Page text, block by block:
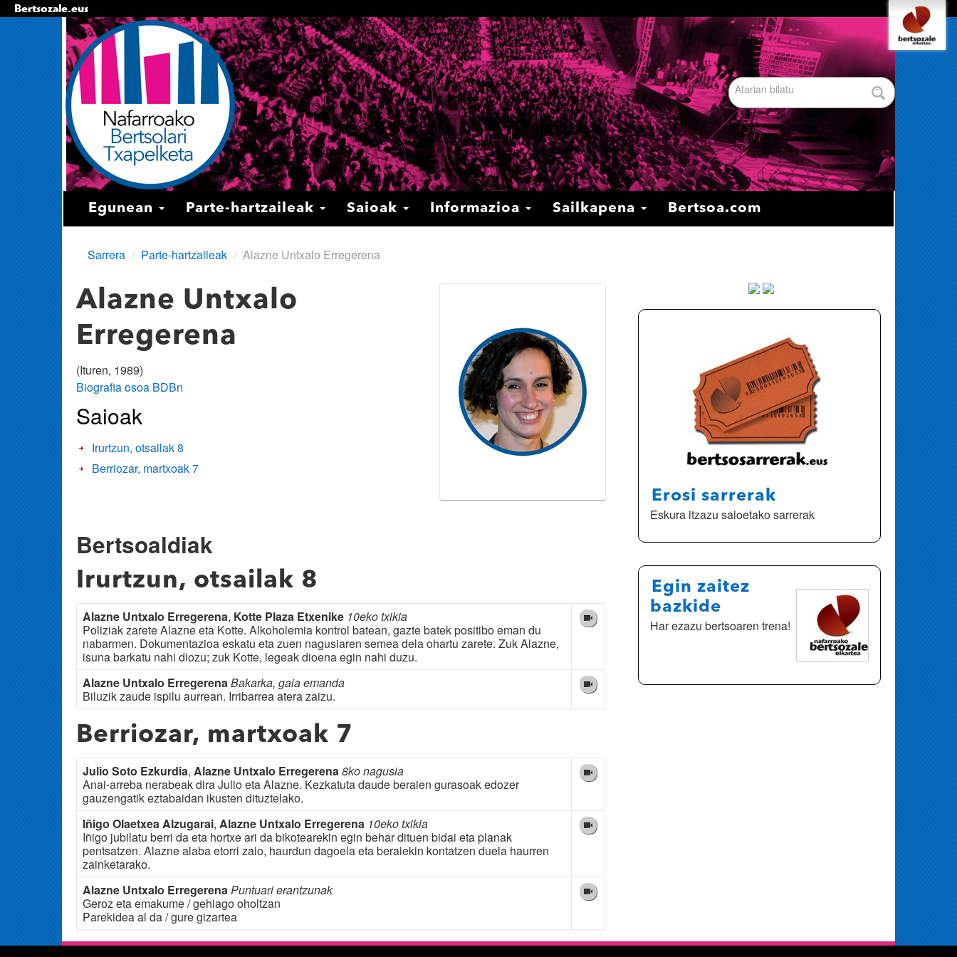
Bertsozale.eus
Edukira
salto
egin
Salto
egin
nabigazioara
Tresna
pertsonalak
Bilatu atarian
Bilaketa
aurreratua…
Egunean
Parte-hartzaileak Saioak Informazioa Sailkapena Bertsoa.com
Sarrera / Parte-hartzaileak / Alazne Untxalo Erregerena
Alazne Untxalo
Erregerena
(Ituren, 1989)
Biografia osoa BDBn
Saioak
Irurtzun, otsailak 8
Berriozar, martxoak 7
Bertsoaldiak
Irurtzun, otsailak 8
Alazne Untxalo Erregerena, Kotte Plaza Etxenike 10eko txikia
Poliziak zarete Alazne eta Kotte. Alkoholemia kontrol batean, gazte batek positibo eman du
nabarmen. Dokumentazioa eskatu eta zuen nagusiaren semea dela ohartu zarete. Zuk Alazne,
isuna barkatu nahi diozu; zuk Kotte, legeak dioena egin nahi duzu.
Alazne Untxalo ErregerenaBakarka, gaia emanda
Biluzik zaude ispilu aurrean. Irribarrea atera zaizu.
Berriozar, martxoak 7
Julio Soto Ezkurdia, Alazne Untxalo Erregerena8ko nagusia
Anai-arreba nerabeak dira Julio eta Alazne. Kezkatuta daude beraien gurasoak edozer
gauzengatik eztabaidan ikusten dituztelako.
Iñigo Olaetxea Alzugarai, Alazne Untxalo Erregerena 10eko txikia
Iñigo jubilatu berri da eta hortxe ari da bikotearekin egin behar dituen bidai eta planak
pentsatzen. Alazne alaba etorri zaio, haurdun dagoela eta beraiekin kontatzen duela haurren
zainketarako.
Alazne Untxalo ErregerenaPuntuari erantzunak
Geroz eta emakume / gehiago oholtzan
Parekidea al da / gure gizartea
Erosi sarrerak
Eskura itzazu saioetako sarrerak
Egin zaitez
bazkide
Har ezazu bertsoaren trena!